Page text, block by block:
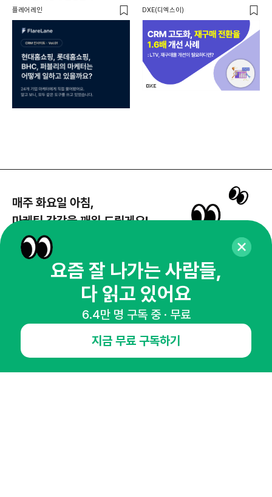
24개사가 직접 답한 마케팅 자동화
플레어레인 DXE(디엑스이)
매주 화요일 아침,
마케팅 감각을 깨워 드릴게요!
65,043명의 마케터를 성장시키는 뉴스레터
뉴스레터 구독하기
NHN AD
오픈애즈란 공지사항 제휴문의
인사이터 신청
뉴스레터
광고안내
요즘 잘 나가는 사람들,
다 읽고 있어요
6.4만 명 구독 중 · 무료
지금 무료 구독하기